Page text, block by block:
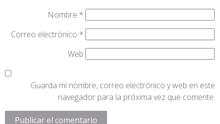
Nombre *
Correo electrónico *
Web
Guarda mi nombre, correo electrónico y web en este
navegador para la próxima vez que comente.